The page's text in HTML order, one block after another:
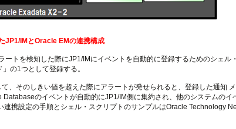
JP1/IMとOracle EMの連携構成
トを検知した際にJP1/IMにイベントを自動的に登録するためのシェル
の1つとして登録する。
、そのしきい値を超えた際にアラートが発せられると、登録した通知
のイベントが自動的にJP1/IM側に集約され、他のシステムのイ
携設定の手順とシェル・スクリプトのサンプルはOracle Technology